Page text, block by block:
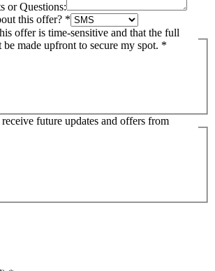
or Questions:
this offer? *
offer is time-sensitive and that the full
made upfront to secure my spot. *
future updates and offers from